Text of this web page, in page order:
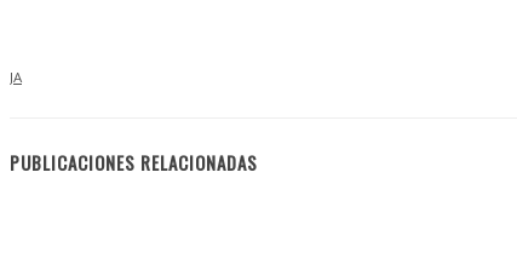
JA
PUBLICACIONES RELACIONADAS